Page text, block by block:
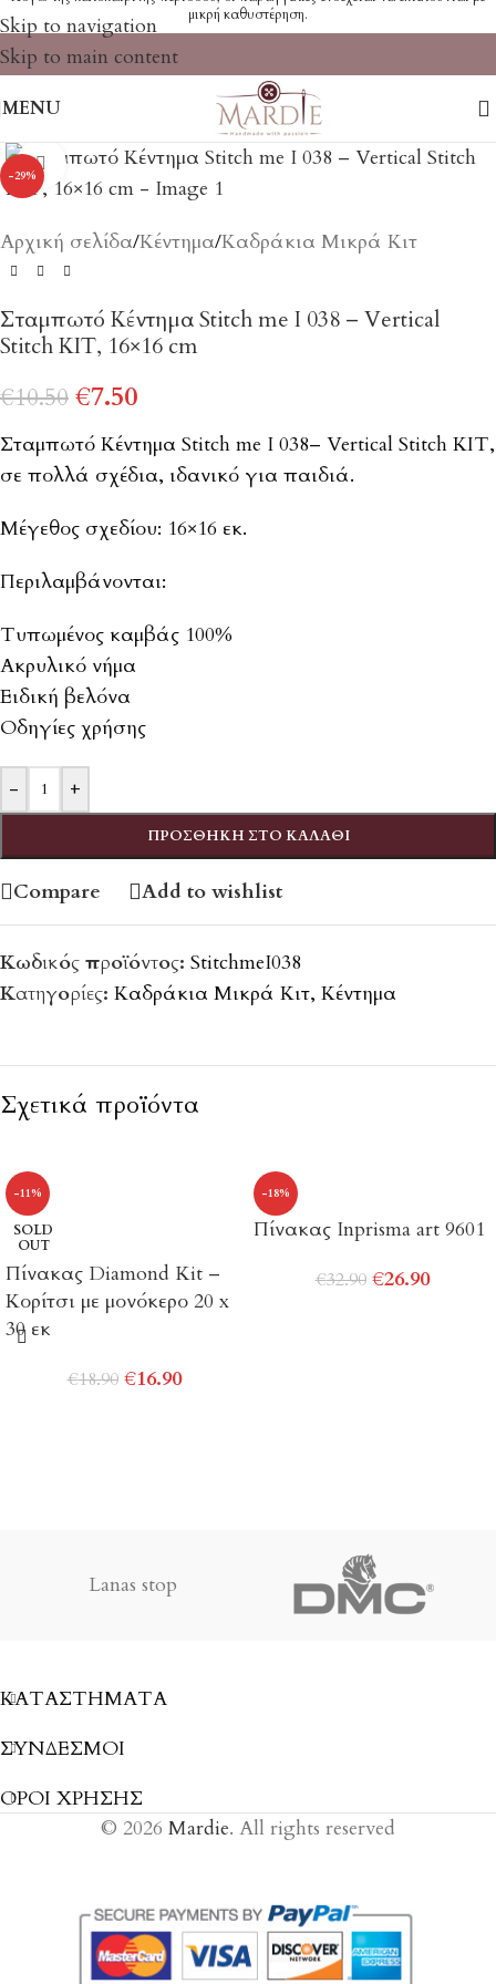
Skip to navigation
Skip to main content
μικρή καθυστέρηση.
MENU
-29%
Click to enlarge
Αρχική σελίδα/Κέντημα/Καδράκια Μικρά Κιτ
Σταμπωτό Κέντημα Stitch me I 038 – Vertical
Stitch ΚΙΤ, 16×16 cm
€10.50 €7.50
Σταμπωτό Κέντημα Stitch me I 038– Vertical Stitch ΚΙΤ,
σε πολλά σχέδια, ιδανικό για παιδιά.
Μέγεθος σχεδίου: 16×16 εκ.
Περιλαμβάνονται:
Τυπωμένος καμβάς 100%
Ακρυλικό νήμα
Ειδική βελόνα
Οδηγίες χρήσης
- +
ΠΡΟΣΘΉΚΗ ΣΤΟ ΚΑΛΆΘΙ
Compare Add to wishlist
Κωδικός προϊόντος: StitchmeI038
Κατηγορίες: Καδράκια Μικρά Κιτ, Κέντημα
Σχετικά προϊόντα
-11%
SOLD
OUT
Πίνακας Diamond Kit –
Κορίτσι με μονόκερο 20 x
30 εκ
€18.90 €16.90
-18%
Πίνακας Inprisma art 9601
€32.90 €26.90
Lanas stop
ΚΑΤΑΣΤΉΜΑΤΑ
ΣΎΝΔΕΣΜΟΙ
ΟΡΟΙ ΧΡΗΣΗΣ
© 2026 Mardie. All rights reserved